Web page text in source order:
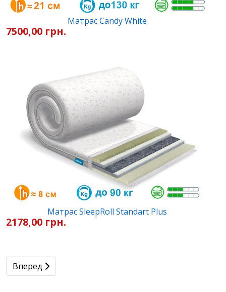
Матрас Candy White
7500,00 грн.
Матрас SleepRoll Standart Plus
2178,00 грн.
Следующий: Всё что нужно знать о матрасах с
Вперед